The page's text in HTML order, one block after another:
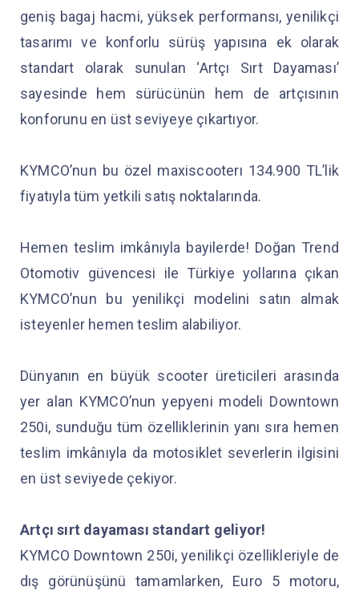
geniş bagaj hacmi, yüksek performansı, yenilikçi
tasarımı ve konforlu sürüş yapısına ek olarak
standart olarak sunulan ‘Artçı Sırt Dayaması’
sayesinde hem sürücünün hem de artçısının
konforunu en üst seviyeye çıkartıyor.
KYMCO’nun bu özel maxiscooterı 134.900 TL’lik
fiyatıyla tüm yetkili satış noktalarında.
Hemen teslim imkânıyla bayilerde! Doğan Trend
Otomotiv güvencesi ile Türkiye yollarına çıkan
KYMCO’nun bu yenilikçi modelini satın almak
isteyenler hemen teslim alabiliyor.
Dünyanın en büyük scooter üreticileri arasında
yer alan KYMCO’nun yepyeni modeli Downtown
250i, sunduğu tüm özelliklerinin yanı sıra hemen
teslim imkânıyla da motosiklet severlerin ilgisini
en üst seviyede çekiyor.
Artçı sırt dayaması standart geliyor!
KYMCO Downtown 250i, yenilikçi özellikleriyle de
dış görünüşünü tamamlarken, Euro 5 motoru,